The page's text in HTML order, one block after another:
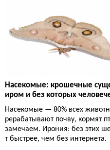
Насекомые: крошечные
иром и без которых
Насекомые — 80% всех
рерабатывают почву, кормят
замечаем. Ирония: без этих
т быстрее, чем без интернета.